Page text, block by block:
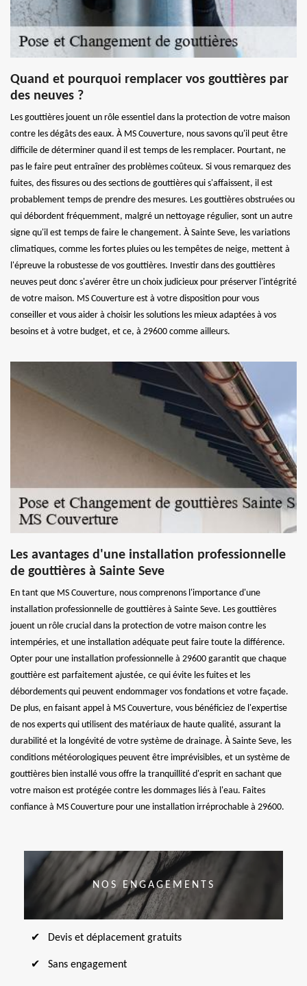
Quand et pourquoi remplacer vos gouttières par
des neuves ?
Les gouttières jouent un rôle essentiel dans la protection de votre maison
contre les dégâts des eaux. À MS Couverture, nous savons qu'il peut être
difficile de déterminer quand il est temps de les remplacer. Pourtant, ne
pas le faire peut entraîner des problèmes coûteux. Si vous remarquez des
fuites, des fissures ou des sections de gouttières qui s'affaissent, il est
probablement temps de prendre des mesures. Les gouttières obstruées ou
qui débordent fréquemment, malgré un nettoyage régulier, sont un autre
signe qu'il est temps de faire le changement. À Sainte Seve, les variations
climatiques, comme les fortes pluies ou les tempêtes de neige, mettent à
l'épreuve la robustesse de vos gouttières. Investir dans des gouttières
neuves peut donc s'avérer être un choix judicieux pour préserver l'intégrité
de votre maison. MS Couverture est à votre disposition pour vous
conseiller et vous aider à choisir les solutions les mieux adaptées à vos
besoins et à votre budget, et ce, à 29600 comme ailleurs.
Les avantages d'une installation professionnelle
de gouttières à Sainte Seve
En tant que MS Couverture, nous comprenons l'importance d'une
installation professionnelle de gouttières à Sainte Seve. Les gouttières
jouent un rôle crucial dans la protection de votre maison contre les
intempéries, et une installation adéquate peut faire toute la différence.
Opter pour une installation professionnelle à 29600 garantit que chaque
gouttière est parfaitement ajustée, ce qui évite les fuites et les
débordements qui peuvent endommager vos fondations et votre façade.
De plus, en faisant appel à MS Couverture, vous bénéficiez de l'expertise
de nos experts qui utilisent des matériaux de haute qualité, assurant la
durabilité et la longévité de votre système de drainage. À Sainte Seve, les
conditions météorologiques peuvent être imprévisibles, et un système de
gouttières bien installé vous offre la tranquillité d'esprit en sachant que
votre maison est protégée contre les dommages liés à l'eau. Faites
confiance à MS Couverture pour une installation irréprochable à 29600.
NOS ENGAGEMENTS
Devis et déplacement gratuits
Sans engagement